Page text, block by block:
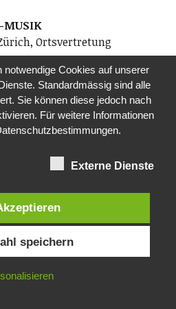
MUSIK
Ortsvertretung
und Au organisiert das
Alleinunterhalter Geri
der Generation 60+ sind
das Tanzbein zu
Sie nur zuhören wollen, sind
Richterswil,
(oberhalb Tuwag-Areal
KUCHEN
Richterswil
Cookies auf unserer
Standardmässig sind alle
Sie können diese jedoch nach
Für weitere Informationen
Externe Dienste
speichern